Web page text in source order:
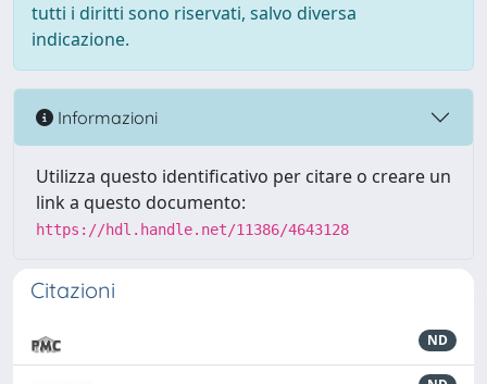
tutti i diritti sono riservati, salvo diversa
indicazione.
Informazioni
Utilizza questo identificativo per citare o creare un
link a questo documento:
https://hdl.handle.net/11386/4643128
Citazioni
ND